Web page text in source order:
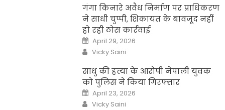
गंगा किनारे अवैध निर्माण पर प्राधिकरण
ने साधी चुप्पी, शिकायत के बावजूद नहीं
हो रही ठोस कार्रवाई
Posted
on
April 29, 2026
Author
Vicky Saini
साधु की हत्या के आरोपी नेपाली युवक
को पुलिस ने किया गिरफ्तार
Posted
on
April 23, 2026
Author
Vicky Saini